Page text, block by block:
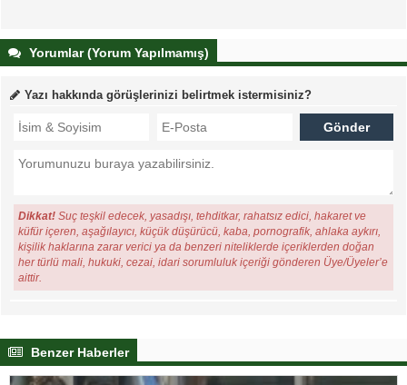
Yorumlar (Yorum Yapılmamış)
Yazı hakkında görüşlerinizi belirtmek istermisiniz?
Dikkat! Suç teşkil edecek, yasadışı, tehditkar, rahatsız edici, hakaret ve
küfür içeren, aşağılayıcı, küçük düşürücü, kaba, pornografik, ahlaka aykırı,
kişilik haklarına zarar verici ya da benzeri niteliklerde içeriklerden doğan
her türlü mali, hukuki, cezai, idari sorumluluk içeriği gönderen Üye/Üyeler’e
aittir.
Benzer Haberler